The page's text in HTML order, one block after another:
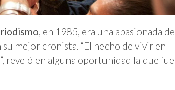
, en 1985, era una apasionada de
mejor cronista. “El hecho de vivir en
reveló en alguna oportunidad la que fue